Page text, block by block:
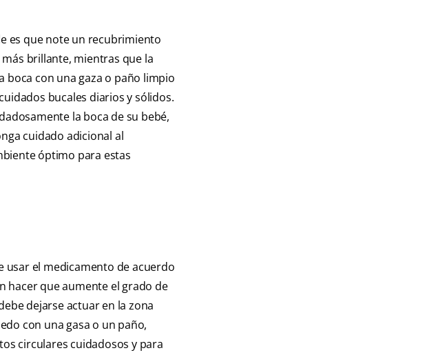
es que note un recubrimiento
brillante, mientras que la
con una gaza o paño limpio
bucales diarios y sólidos.
la boca de su bebé,
cuidado adicional al
óptimo para estas
usar el medicamento de acuerdo
hacer que aumente el grado de
dejarse actuar en la zona
con una gasa o un paño,
circulares cuidadosos y para